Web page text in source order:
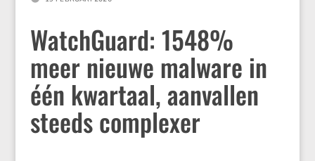
WatchGuard: 1548%
meer nieuwe malware in
één kwartaal, aanvallen
steeds complexer